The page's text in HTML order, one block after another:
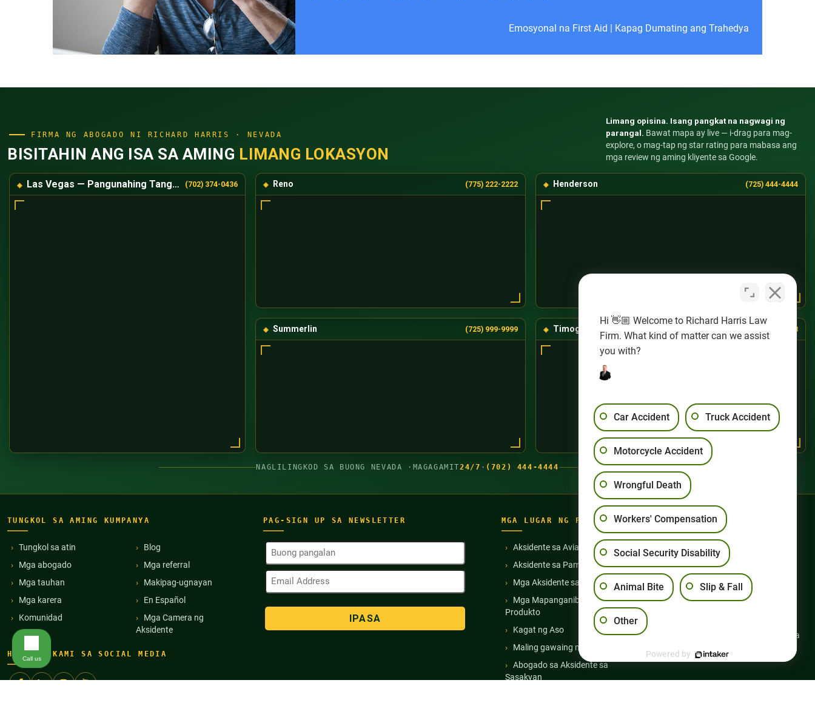
Emosyonal na First Aid | Kapag Dumating ang Trahedya
FIRMA NG ABOGADO NI RICHARD HARRIS · NEVADA
BISITAHIN ANG ISA SA AMING LIMANG LOKASYON
Limang opisina. Isang pangkat na nagwagi ng
parangal. Bawat mapa ay live — i-drag para mag-
explore, o mag-tap ng star rating para mabasa ang
mga review ng aming kliyente sa Google.
Las Vegas — Pangunahing Tanggapan (702) 374-0436 Reno (775) 222-2222 Henderson (725) 444-4444
Summerlin (725) 999-9999 Timog-Kanlurang Las Vegas (725) 888-8888
NAGLILINGKOD SA BUONG NEVADA · MAGAGAMIT24/7 · (702) 444-4444
TUNGKOL SA AMING KUMPANYA
Tungkol sa atin
Mga abogado
Mga tauhan
Mga karera
Komunidad
Blog
Mga referral
Makipag-ugnayan
En Español
Mga Camera ng
Aksidente
HANAPIN KAMI SA SOCIAL MEDIA
PAG-SIGN UP SA NEWSLETTER
Buong
Pangalan
(Kinakailangan)
Email
Address
MGA LUGAR NG PAGSASANAY
Aksidente sa Aviation
Aksidente sa Pamamangka
Mga Aksidente sa Bus
Mga Mapanganib na Gamot at
Produkto
Kagat ng Aso
Maling gawaing medikal
Abogado sa Aksidente sa
Sasakyan
Aksidente sa Motorsiklo
Pang-aabuso sa Nursing Home
Mga Aksidente sa Semi Truck
Slip at Talon
Kabayaran ng mga Manggagawa
Maling Kamatayan
Hi 👋🏼 Welcome to Richard Harris Law
Firm. What kind of matter can we assist
you with?
Car Accident Truck Accident
Motorcycle Accident
Wrongful Death
Workers' Compensation
Social Security Disability
Animal Bite Slip & Fall
Other
Powered by
Call us